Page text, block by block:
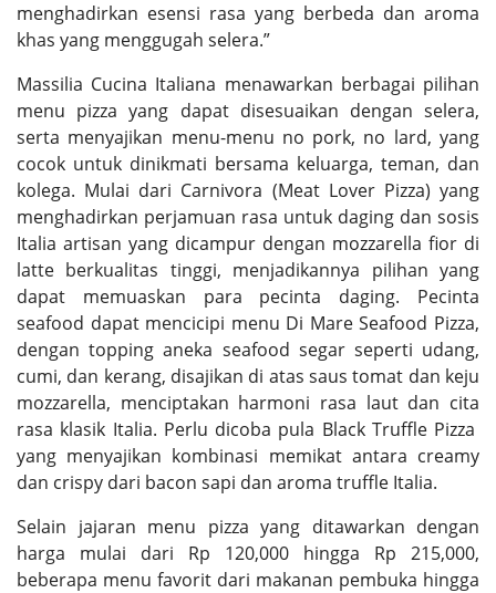
menghadirkan esensi rasa yang berbeda dan aroma
khas yang menggugah selera.”
Massilia Cucina Italiana menawarkan berbagai pilihan
menu pizza yang dapat disesuaikan dengan selera,
serta menyajikan menu-menu no pork, no lard, yang
cocok untuk dinikmati bersama keluarga, teman, dan
kolega. Mulai dari Carnivora (Meat Lover Pizza) yang
menghadirkan perjamuan rasa untuk daging dan sosis
Italia artisan yang dicampur dengan mozzarella fior di
latte berkualitas tinggi, menjadikannya pilihan yang
dapat memuaskan para pecinta daging. Pecinta
seafood dapat mencicipi menu Di Mare Seafood Pizza,
dengan topping aneka seafood segar seperti udang,
cumi, dan kerang, disajikan di atas saus tomat dan keju
mozzarella, menciptakan harmoni rasa laut dan cita
rasa klasik Italia. Perlu dicoba pula Black Truffle Pizza
yang menyajikan kombinasi memikat antara creamy
dan crispy dari bacon sapi dan aroma truffle Italia.
Selain jajaran menu pizza yang ditawarkan dengan
harga mulai dari Rp 120,000 hingga Rp 215,000,
beberapa menu favorit dari makanan pembuka hingga